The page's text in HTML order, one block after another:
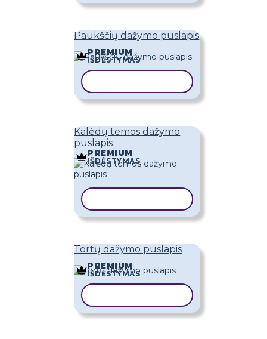
Paukščių dažymo puslapis
PREMIUM
IŠDĖSTYMAS
Kalėdų temos dažymo
puslapis
PREMIUM
IŠDĖSTYMAS
Tortų dažymo puslapis
PREMIUM
IŠDĖSTYMAS